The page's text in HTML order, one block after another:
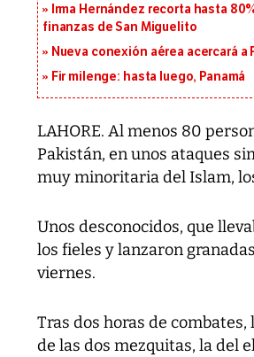
Irma Hernández recorta hasta
finanzas de San Miguelito
Nueva conexión aérea acercará
Fir milenge: hasta luego, Panamá
LAHORE. Al menos 80
Pakistán, en unos ataques
muy minoritaria del Islam,
Unos desconocidos, que
los fieles y lanzaron
viernes.
Tras dos horas de
de las dos mezquitas, la del